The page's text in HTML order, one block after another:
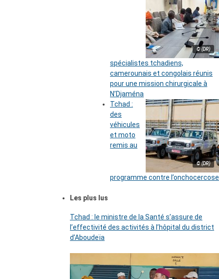
© (DR)
spécialistes tchadiens,
camerounais et congolais réunis
pour une mission chirurgicale à
N’Djaména
© (DR)
Tchad :
des
véhicules
et moto
remis au
programme contre l’onchocercose
Les plus lus
Tchad : le ministre de la Santé s’assure de
l’effectivité des activités à l’hôpital du district
d’Aboudeïa